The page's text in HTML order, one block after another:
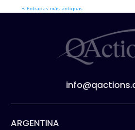
« Entradas más antiguas
ARGENTINA